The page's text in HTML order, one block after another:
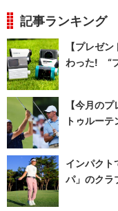
記事ランキング
【プレゼ
わった! “
【今月の
トゥルー
インパクト
パ」のクラ